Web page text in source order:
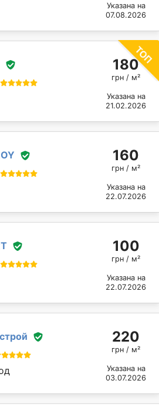
Указана на
07.08.2026
180
грн / м²
Указана на
21.02.2026
160
грн / м²
Указана на
22.07.2026
100
грн / м²
Указана на
22.07.2026
220
грн / м²
Указана на
03.07.2026